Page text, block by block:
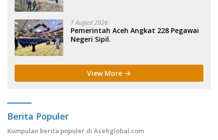
7 August 2026
Pemerintah Aceh Angkat 228 Pegawai
Negeri Sipil.
View More
Berita Populer
Kumpulan berita populer di Acehglobal.com